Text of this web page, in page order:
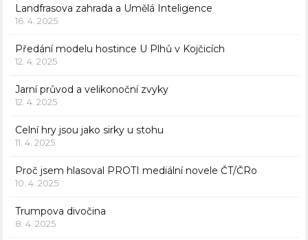
Landfrasova zahrada a Umělá Inteligence
16. 4. 2025
Předání modelu hostince U Plhů v Kojčicích
12. 4. 2025
Jarní průvod a velikonoční zvyky
12. 4. 2025
Celní hry jsou jako sirky u stohu
11. 4. 2025
Proč jsem hlasoval PROTI mediální novele ČT/ČRo
10. 4. 2025
Trumpova divočina
8. 4. 2025